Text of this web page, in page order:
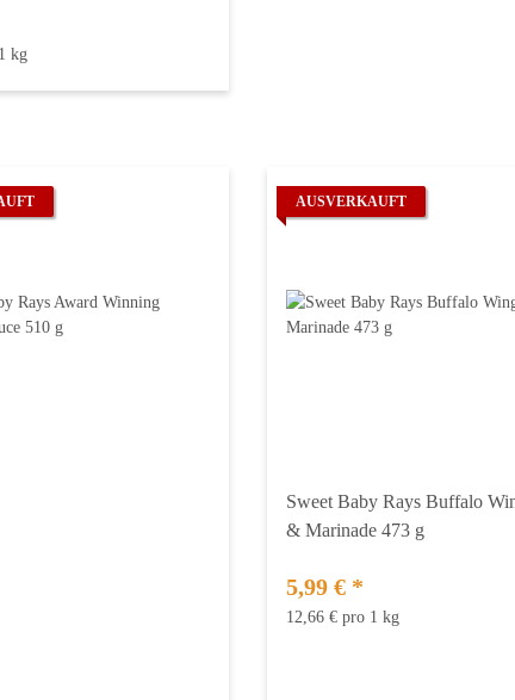
kg
AUSVERKAUFT
Sweet Baby Rays Buffalo
& Marinade 473 g
5,99 € *
12,66 € pro 1 kg